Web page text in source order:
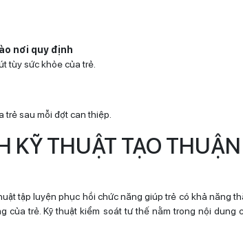
nơi quy định
tùy sức khỏe của trẻ.
trẻ sau mỗi đợt can thiệp.
KỸ THUẬT TẠO
tập luyện phục hồi chức năng giúp trẻ có khả năng
của trẻ. Kỹ thuật kiểm soát tư thế nằm trong nội dung